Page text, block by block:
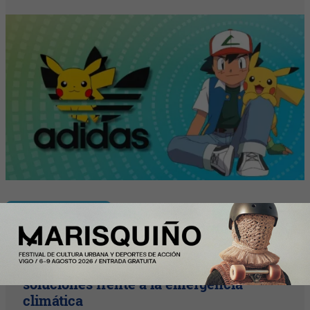
Startups por el Clima moviliza al
ecosistema startup para acelerar
soluciones frente a la emergencia
climática